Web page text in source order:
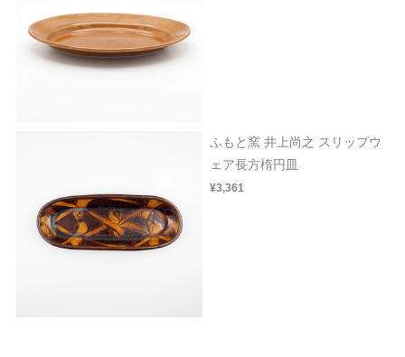
ふもと窯 井上尚之 スリップウ
ェア長方楕円皿
¥3,361